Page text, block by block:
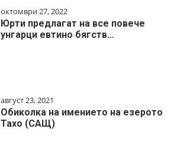
октомври 27, 2022
Юрти предлагат на все повече
унгарци евтино бягств…
август 23, 2021
Обиколка на имението на езерото
Тахо (САЩ)